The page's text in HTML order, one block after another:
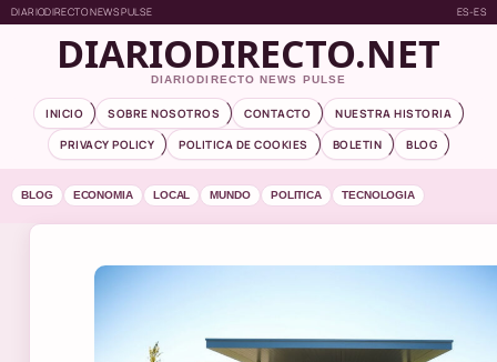
DIARIODIRECTO NEWS PULSE ES-ES
DIARIODIRECTO.NET
DIARIODIRECTO NEWS PULSE
INICIO SOBRE NOSOTROS CONTACTO
NUESTRA HISTORIA
PRIVACY POLICY
POLITICA DE COOKIES BOLETIN BLOG
BLOG ECONOMIA LOCAL MUNDO POLITICA TECNOLOGIA